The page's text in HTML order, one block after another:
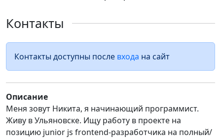
Контакты
Контакты доступны после входа на сайт
Описание
Меня зовут Никита, я начинающий программист.
Живу в Ульяновске. Ищу работу в проекте на
позицию junior js frontend-разработчика на полный/